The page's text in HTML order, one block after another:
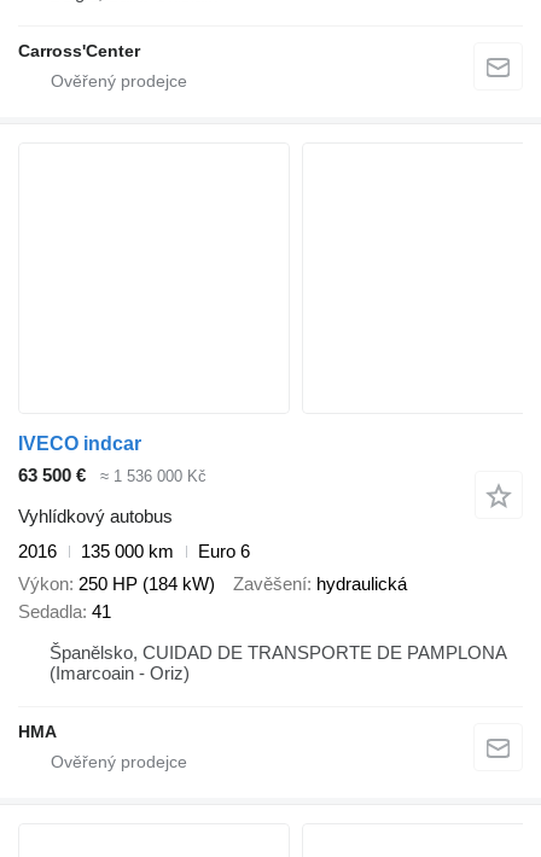
Carross'Center
IVECO indcar
63 500 €
≈ 1 536 000 Kč
Vyhlídkový autobus
2016
135 000 km
Euro 6
Výkon 250 HP (184 kW) Zavěšení hydraulická
Sedadla 41
Španělsko, CUIDAD DE TRANSPORTE DE PAMPLONA
(Imarcoain - Oriz)
HMA